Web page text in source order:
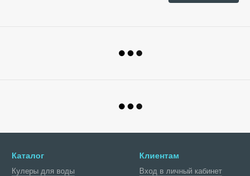
Каталог
Кулеры для воды
Клиентам
Вход в личный кабинет